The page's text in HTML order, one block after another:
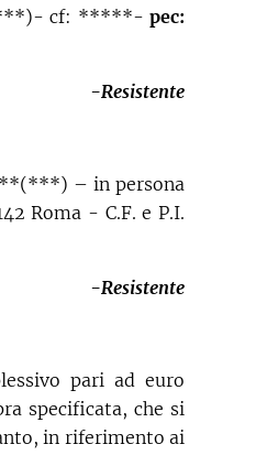
cf: *****- pec:
-Resistente
– in persona
Roma - C.F. e P.I.
-Resistente
pari ad euro
specificata, che si
in riferimento ai